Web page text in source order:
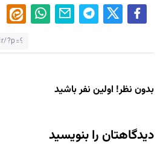
بدون نظر! اولین نفر باشید
دیدگاهتان را بنویسید